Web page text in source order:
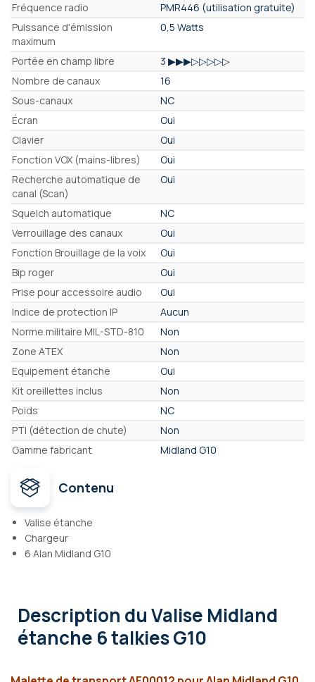
Fréquence radio
PMR446 (utilisation gratuite)
Puissance d'émission
maximum
0,5 Watts
Portée en champ libre
3 ▶▶▶▷▷▷▷▷
Nombre de canaux
16
Sous-canaux
NC
Écran
Oui
Clavier
Oui
Fonction VOX (mains-libres)
Oui
Recherche automatique de
canal (Scan)
Oui
Squelch automatique
NC
Verrouillage des canaux
Oui
Fonction Brouillage de la voix
Oui
Bip roger
Oui
Prise pour accessoire audio
Oui
Indice de protection IP
Aucun
Norme militaire MIL-STD-810
Non
Zone ATEX
Non
Equipement étanche
Oui
Kit oreillettes inclus
Non
Poids
NC
PTI (détection de chute)
Non
Gamme fabricant
Midland G10
Contenu
Valise étanche
Chargeur
6 Alan Midland G10
Description du Valise Midland
étanche 6 talkies G10